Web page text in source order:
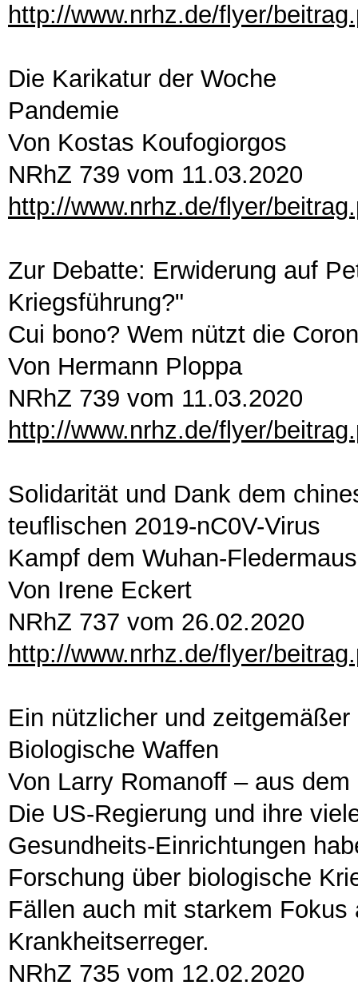
http://www.nrhz.de/flyer/
Die Karikatur der Woche
Pandemie
Von Kostas Koufogiorgos
NRhZ 739 vom 11.03.2020
http://www.nrhz.de/flyer/
Zur Debatte: Erwiderung auf
Kriegsführung?"
Cui bono? Wem nützt die
Von Hermann Ploppa
NRhZ 739 vom 11.03.2020
http://www.nrhz.de/flyer/
Solidarität und Dank dem
teuflischen 2019-nC0V-Virus
Kampf dem Wuhan-
Von Irene Eckert
NRhZ 737 vom 26.02.2020
http://www.nrhz.de/flyer/
Ein nützlicher und
Biologische Waffen
Von Larry Romanoff – aus
Die US-Regierung und ihre
Gesundheits-Einrichtungen
Forschung über biologische
Fällen auch mit starkem
Krankheitserreger.
NRhZ 735 vom 12.02.2020